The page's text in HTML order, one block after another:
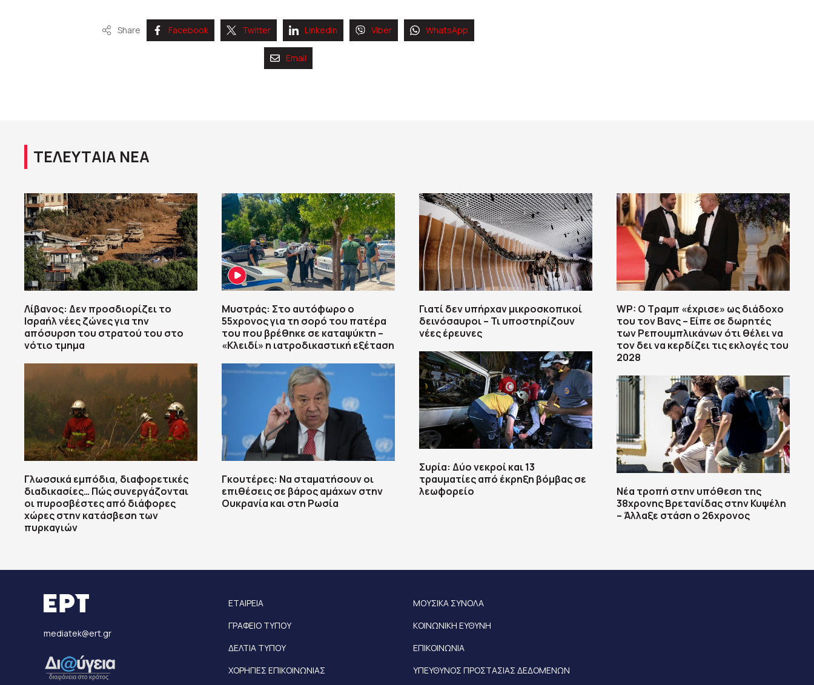
Share Facebook Twitter Linkedin Viber WhatsApp
Email
ΤΕΛΕΥΤΑΙΑ ΝΕΑ
Λίβανος: Δεν προσδιορίζει το
Ισραήλ νέες ζώνες για την
απόσυρση του στρατού του στο
νότιο τμημα
Γλωσσικά εμπόδια, διαφορετικές
διαδικασίες… Πώς συνεργάζονται
οι πυροσβέστες από διάφορες
χώρες στην κατάσβεση των
πυρκαγιών
Μυστράς: Στο αυτόφωρο ο
55χρονος για τη σορό του πατέρα
του που βρέθηκε σε καταψύκτη –
«Κλειδί» η ιατροδικαστική εξέταση
Γκουτέρες: Να σταματήσουν οι
επιθέσεις σε βάρος αμάχων στην
Ουκρανία και στη Ρωσία
Γιατί δεν υπήρχαν μικροσκοπικοί
δεινόσαυροι – Τι υποστηρίζουν
νέες έρευνες
Συρία: Δύο νεκροί και 13
τραυματίες από έκρηξη βόμβας σε
λεωφορείο
WP: Ο Τραμπ «έχρισε» ως διάδοχο
του τον Βανς – Είπε σε δωρητές
των Ρεπουμπλικάνων ότι θέλει να
τον δει να κερδίζει τις εκλογές του
2028
Νέα τροπή στην υπόθεση της
38χρονης Βρετανίδας στην Κυψέλη
– Άλλαξε στάση ο 26χρονος
mediatek@ert.gr
ΕΤΑΙΡΕΙΑ
ΓΡΑΦΕΙΟ ΤΥΠΟΥ
ΔΕΛΤΙΑ ΤΥΠΟΥ
ΧΟΡΗΓΙΕΣ ΕΠΙΚΟΙΝΩΝΙΑΣ
ΜΟΥΣΙΚΑ ΣΥΝΟΛΑ
ΚΟΙΝΩΝΙΚΗ ΕΥΘΥΝΗ
ΕΠΙΚΟΙΝΩΝΙΑ
ΥΠΕΥΘΥΝΟΣ ΠΡΟΣΤΑΣΙΑΣ ΔΕΔΟΜΕΝΩΝ